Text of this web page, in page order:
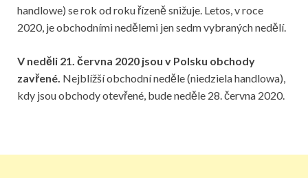
handlowe) se rok od roku řízeně snižuje. Letos, v roce
2020, je obchodními nedělemi jen sedm vybraných nedělí.
V neděli 21. června 2020 jsou v Polsku obchody
zavřené. Nejblížší obchodní neděle (niedziela handlowa),
kdy jsou obchody otevřené, bude neděle 28. června 2020.